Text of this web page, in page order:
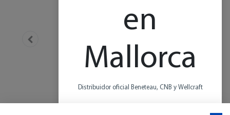
en
Mallorca
Distribuidor oficial Beneteau, CNB y Wellcraft